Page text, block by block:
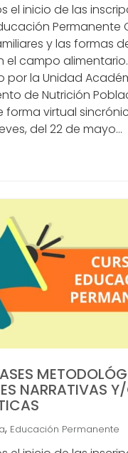
el inicio de las
Permanente
y las formas
el campo alimentario.
por la Unidad
de Nutrición
forma virtual
del 22 de mayo…
NARRATIVAS
, Educación Permanente